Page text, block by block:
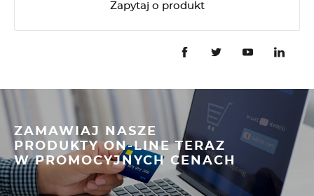
Zapytaj o produkt
ZAMAWIAJ NASZE
PRODUKTY ON-LINE TERAZ
W PROMOCYJNYCH CENACH